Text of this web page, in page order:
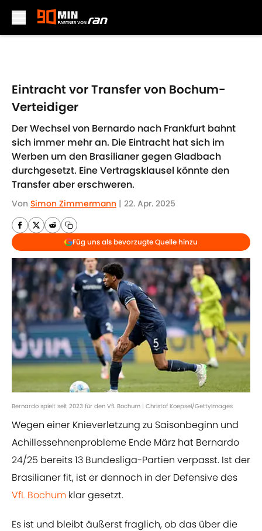
Eintracht vor Transfer von Bochum-
Verteidiger
Der Wechsel von Bernardo nach Frankfurt bahnt
sich immer mehr an. Die Eintracht hat sich im
Werben um den Brasilianer gegen Gladbach
durchgesetzt. Eine Vertragsklausel könnte den
Transfer aber erschweren.
Von Simon Zimmermann | 22. Apr. 2025
Füg uns als bevorzugte Quelle hinzu
Bernardo spielt seit 2023 für den VfL Bochum | Christof Koepsel/GettyImages
Wegen einer Knieverletzung zu Saisonbeginn und
Achillessehnenprobleme Ende März hat Bernardo
24/25 bereits 13 Bundesliga-Partien verpasst. Ist der
Brasilianer fit, ist er dennoch in der Defensive des
VfL Bochum klar gesetzt.
Es ist und bleibt äußerst fraglich, ob das über die